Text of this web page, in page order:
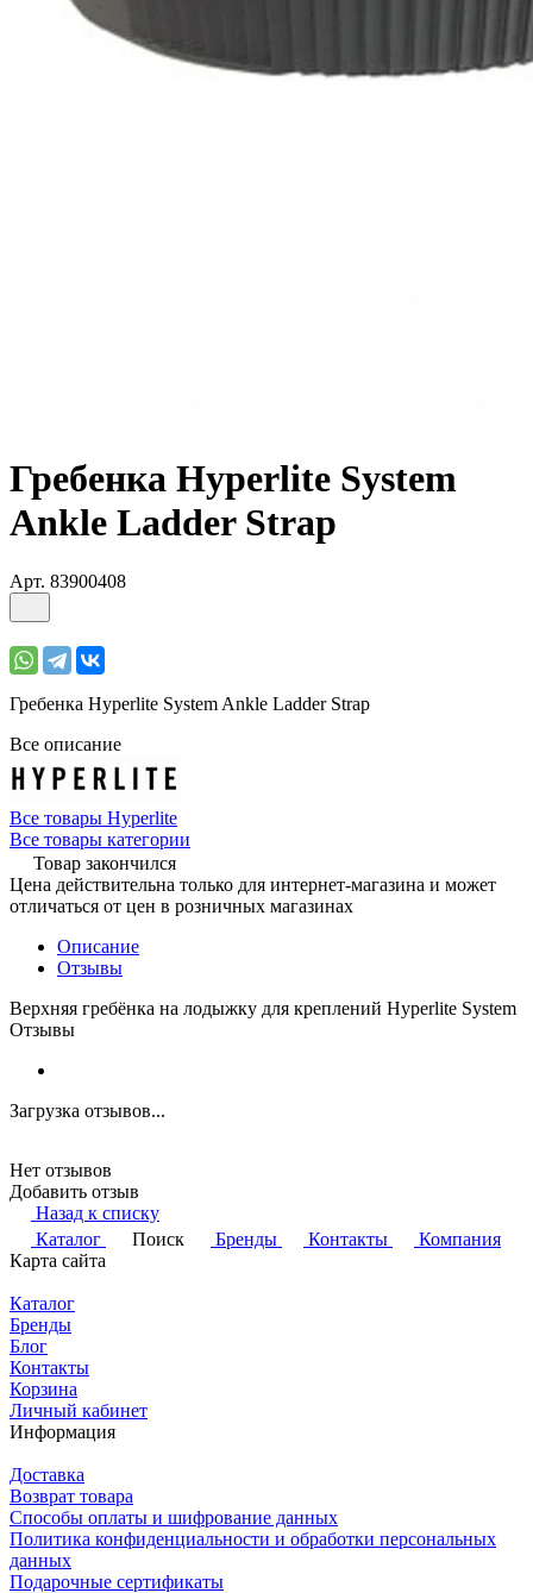
Гребенка Hyperlite System
Ankle Ladder Strap
Арт. 83900408
Гребенка Hyperlite System Ankle Ladder Strap
Все описание
Все товары Hyperlite
Все товары категории
Товар закончился
Цена действительна только для интернет-магазина и может
отличаться от цен в розничных магазинах
Описание
Отзывы
Верхняя гребёнка на лодыжку для креплений Hyperlite System
Отзывы
Загрузка отзывов...
Нет отзывов
Добавить отзыв
Назад к списку
Каталог
Поиск Бренды Контакты
Компания
Карта сайта
Каталог
Бренды
Блог
Контакты
Корзина
Личный кабинет
Информация
Доставка
Возврат товара
Способы оплаты и шифрование данных
Политика конфиденциальности и обработки персональных
данных
Подарочные сертификаты